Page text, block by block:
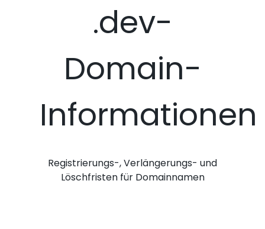
.dev-
Domain-
Informationen
Registrierungs-, Verlängerungs- und
Löschfristen für Domainnamen